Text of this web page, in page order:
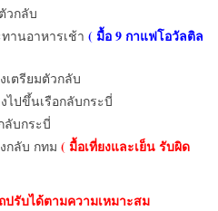
วกลับ
านอาหารเช้า ( มื้อ 9 กาแฟโอวัลติล
เตรียมตัวกลับ
ไปขึ้นเรือกลับกระบี่
ลับกระบี่
กลับ กทม ( มื้อเที่ยงและเย็น รับผิด
รับได้ตามความเหมาะสม